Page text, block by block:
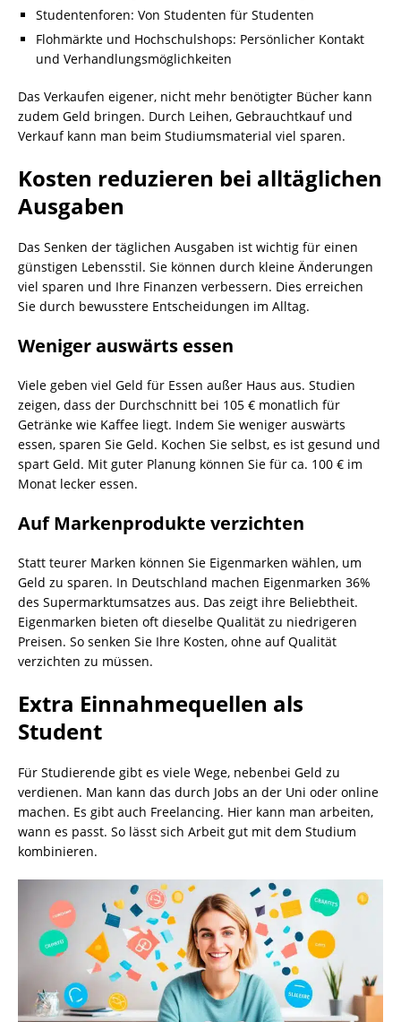
Studentenforen: Von Studenten für Studenten
Flohmärkte und Hochschulshops: Persönlicher Kontakt
und Verhandlungsmöglichkeiten
Das Verkaufen eigener, nicht mehr benötigter Bücher kann
zudem Geld bringen. Durch Leihen, Gebrauchtkauf und
Verkauf kann man beim Studiumsmaterial viel sparen.
Kosten reduzieren bei alltäglichen
Ausgaben
Das Senken der täglichen Ausgaben ist wichtig für einen
günstigen Lebensstil. Sie können durch kleine Änderungen
viel sparen und Ihre Finanzen verbessern. Dies erreichen
Sie durch bewusstere Entscheidungen im Alltag.
Weniger auswärts essen
Viele geben viel Geld für Essen außer Haus aus. Studien
zeigen, dass der Durchschnitt bei 105 € monatlich für
Getränke wie Kaffee liegt. Indem Sie weniger auswärts
essen, sparen Sie Geld. Kochen Sie selbst, es ist gesund und
spart Geld. Mit guter Planung können Sie für ca. 100 € im
Monat lecker essen.
Auf Markenprodukte verzichten
Statt teurer Marken können Sie Eigenmarken wählen, um
Geld zu sparen. In Deutschland machen Eigenmarken 36%
des Supermarktumsatzes aus. Das zeigt ihre Beliebtheit.
Eigenmarken bieten oft dieselbe Qualität zu niedrigeren
Preisen. So senken Sie Ihre Kosten, ohne auf Qualität
verzichten zu müssen.
Extra Einnahmequellen als
Student
Für Studierende gibt es viele Wege, nebenbei Geld zu
verdienen. Man kann das durch Jobs an der Uni oder online
machen. Es gibt auch Freelancing. Hier kann man arbeiten,
wann es passt. So lässt sich Arbeit gut mit dem Studium
kombinieren.